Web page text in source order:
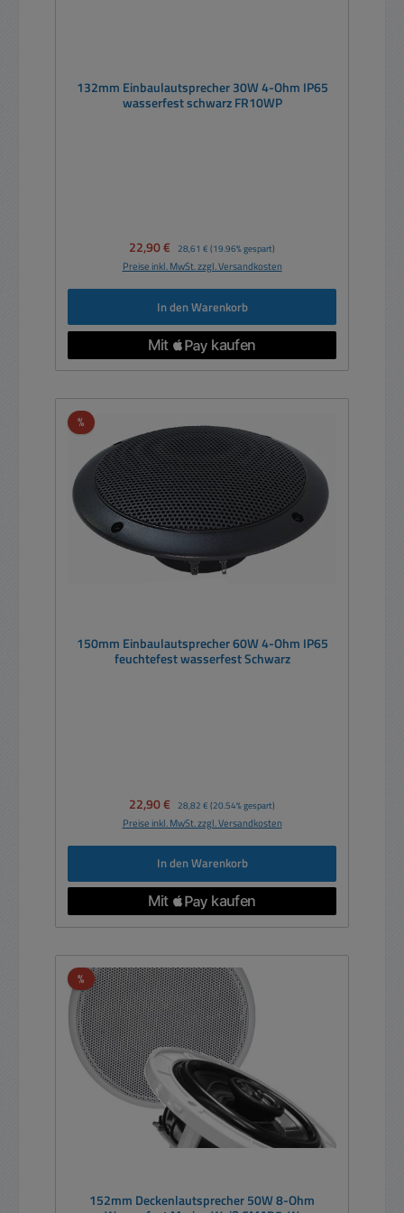
132mm Einbaulautsprecher 30W 4-Ohm IP65
wasserfest schwarz FR10WP
Verkaufspreis:
22,90 € Regulärer Preis:
28,61 € (19.96% gespart)
Preise inkl. MwSt. zzgl. Versandkosten
In den Warenkorb
%Rabatt
150mm Einbaulautsprecher 60W 4-Ohm IP65
feuchtefest wasserfest Schwarz
Verkaufspreis:
22,90 € Regulärer Preis:
28,82 € (20.54% gespart)
Preise inkl. MwSt. zzgl. Versandkosten
In den Warenkorb
%Rabatt
152mm Deckenlautsprecher 50W 8-Ohm